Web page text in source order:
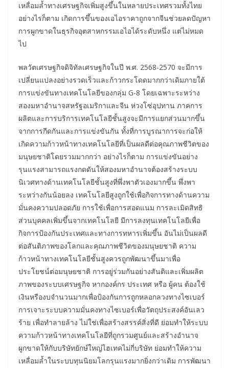
เหลื่อมล้ำทางเศรษฐกิจเพิ่มสูงขึ้นในหลายประเทศรวมทั้งไทย
อย่างไรก็ตาม เกิดการขึ้นของเอไอราคาถูกจากจีนช่วยลดปัญหา
การผูกขาดในธุรกิจอุตสาหกรรมเอไอได้ระดับหนึ่ง แต่ไม่หมด
ไป
พลวัตเศรษฐกิจดิจิทัลเศรษฐกิจในปี พ.ศ. 2568-2570 จะมีการ
เปลี่ยนแปลงอย่างรวดเร็วและก้าวกระโดดมากกว่าเดิมภายใต้
การแข่งขันทางเทคโนโลยีของกลุ่ม G-8 โดยเฉพาะระหว่าง
สองมหาอำนาจสหรัฐอเมริกาและจีน ห่วงโซ่อุปทาน ภาคการ
ผลิตและการบริการเทคโนโลยีชั้นสูงจะมีการแยกส่วนมากขึ้น
จากการกีดกันและการแข่งขันกัน ทั้งที่การบูรณาการจะก่อให้
เกิดความก้าวหน้าทางเทคโนโลยีที่เป็นผลดีต่อคุณภาพชีวิตของ
มนุษยชาติโดยรวมมากกว่า อย่างไรก็ตาม การแข่งขันอย่าง
รุนแรงสามารถแรงกดดันให้สองมหาอำนาจต้องสร้างระบบ
นิเวศทางด้านเทคโนโลยีชั้นสูงที่พึ่งพาตัวเองมากขึ้น พึ่งพา
ระหว่างกันน้อยลง เทคโนโลยีสูงถูกใช้เพื่อกิจการทางด้านความ
มั่นคงความปลอดภัย การใช้เพื่อการสอดแนม การละเมิดสิทธิ
ส่วนบุคคลเพิ่มขึ้นจากเทคโนโลยี มีการลงทุนเทคโนโลยีเพื่อ
กิจการป้องกันประเทศและทางการทหารเพิ่มขึ้น อันไม่เป็นผลดี
ต่อสันติภาพของโลกและคุณภาพชีวิตของมนุษยชาติ ความ
ก้าวหน้าทางเทคโนโลยีชั้นสูงควรถูกพัฒนาขึ้นมาเพื่อ
ประโยชน์ต่อมนุษยชาติ การอยู่ร่วมกันอย่างสันติและเพิ่มผลิต
ภาพของระบบเศรษฐกิจ หากองค์กร ประเทศ หรือ ผู้คน ต้องใช้
เงินหรืองบจำนวนมากเพื่อป้องกันการถูกหลอกลวงทางไซเบอร์
การเจาะระบบความมั่นคงทางไซเบอร์เพื่อวัตถุประสงค์อันเลว
ร้าย เพื่อทำลายล้าง ไม่ใช่เพื่อสร้างสรรค์สิ่งที่ดี ย่อมทำให้ระบบ
ความก้าวหน้าทางเทคโนโลยีที่ถูกรวมศูนย์และสร้างอำนาจ
ผูกขาดให้กับบริษัทยักษ์ใหญ่ไฮเทคไม่กี่บริษัท ย่อมทำให้ความ
เหลื่อมล้ำในระบบทุนนิยมโลกรุนแรงมากยิ่งกว่าเดิม การพัฒนา